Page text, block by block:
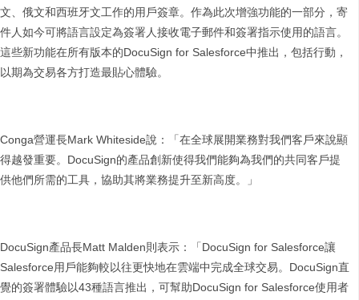
文、俄文和西班牙文工作的用戶簽章。作為此次增強功能的一部分，寄
件人如今可將語言設定為簽署人接收電子郵件和簽署指示使用的語言。
這些新功能在所有版本的DocuSign for Salesforce中推出，包括行動，
以期為交易各方打造最貼心體驗。
Conga營運長Mark Whiteside說：「在全球展開業務對我們客戶來說顯
得越發重要。DocuSign的產品創新使得我們能夠為我們的共同客戶提
供他們所需的工具，協助其將業務提升至新高度。」
DocuSign產品長Matt Malden則表示：「DocuSign for Salesforce讓
Salesforce用戶能夠較以往更快地在雲端中完成全球交易。DocuSign直
覺的簽署體驗以43種語言推出，可幫助DocuSign for Salesforce使用者